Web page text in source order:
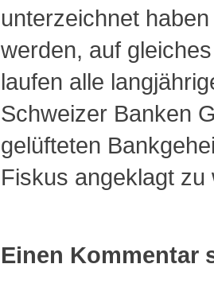
unterzeichnet
werden, auf
laufen alle
Schweizer Banken
gelüfteten
Fiskus angeklagt zu
Einen Kommentar